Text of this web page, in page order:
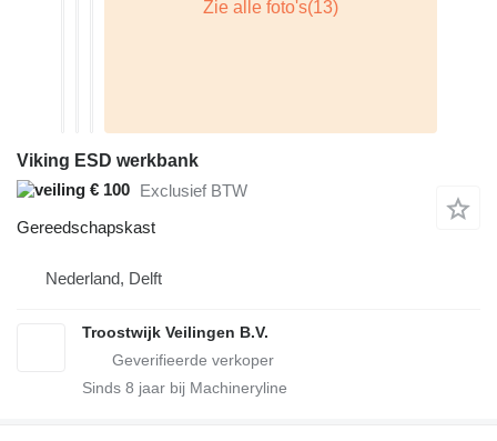
Viking ESD werkbank
€ 100 Exclusief BTW
Gereedschapskast
Nederland, Delft
Troostwijk Veilingen B.V.
Sinds 8 jaar bij Machineryline